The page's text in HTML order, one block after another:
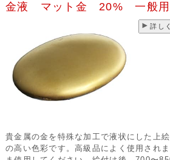
金液 マット金 20% 一般用
詳し
貴金属の金を特殊な加工で液状にした上
の高い色彩です。高級品によく使用され